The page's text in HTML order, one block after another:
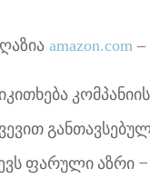
amazon.com –
ფარული აზრი –